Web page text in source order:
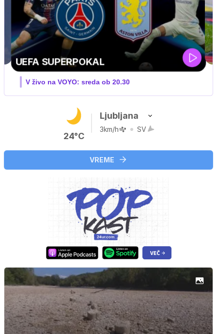
MOTOGP . VN VELIKE BRITANIJE
V živo na VOYO: PET-NED
24°C
Ljubljana
3km/h SV
VREME